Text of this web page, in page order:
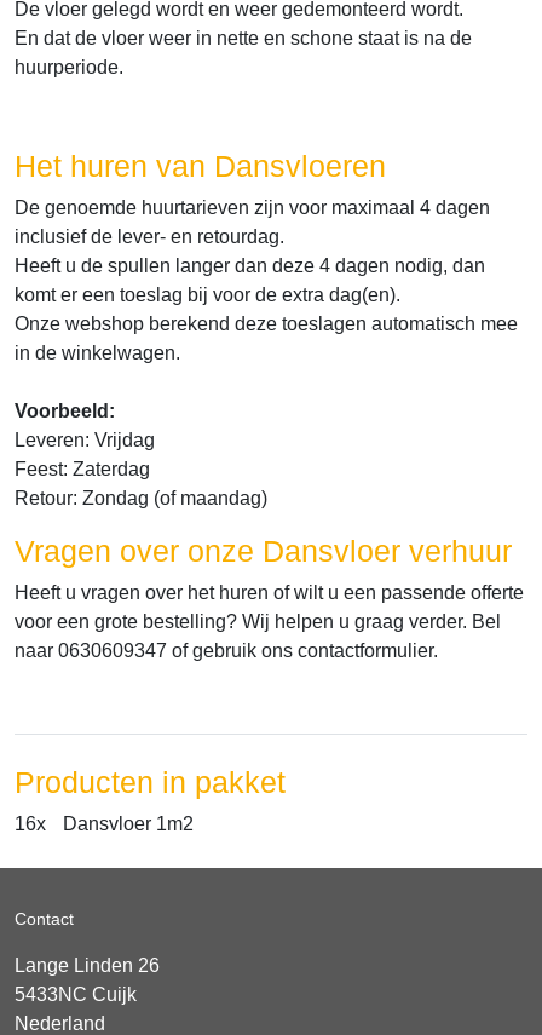
De vloer gelegd wordt en weer gedemonteerd wordt.
En dat de vloer weer in nette en schone staat is na de
huurperiode.
Het huren van Dansvloeren
De genoemde huurtarieven zijn voor maximaal 4 dagen
inclusief de lever- en retourdag.
Heeft u de spullen langer dan deze 4 dagen nodig, dan
komt er een toeslag bij voor de extra dag(en).
Onze webshop berekend deze toeslagen automatisch mee
in de winkelwagen.
Voorbeeld:
Leveren: Vrijdag
Feest: Zaterdag
Retour: Zondag (of maandag)
Vragen over onze Dansvloer verhuur
Heeft u vragen over het huren of wilt u een passende offerte
voor een grote bestelling? Wij helpen u graag verder. Bel
naar 0630609347 of gebruik ons contactformulier.
Producten in pakket
16x Dansvloer 1m2
Contact
Lange Linden 26
5433NC Cuijk
Nederland